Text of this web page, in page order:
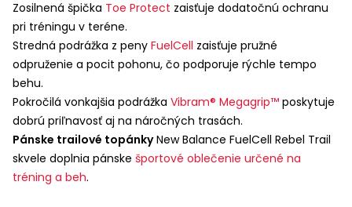
Zosilnená špička Toe Protect zaisťuje dodatočnú ochranu
pri tréningu v teréne.
Stredná podrážka z peny FuelCell zaisťuje pružné
odpruženie a pocit pohonu, čo podporuje rýchle tempo
behu.
Pokročilá vonkajšia podrážka Vibram® Megagrip™ poskytuje
dobrú priľnavosť aj na náročných trasách.
Pánske trailové topánkyNew Balance FuelCell Rebel Trail
skvele doplnia pánske športové oblečenie určené na
tréning a beh.